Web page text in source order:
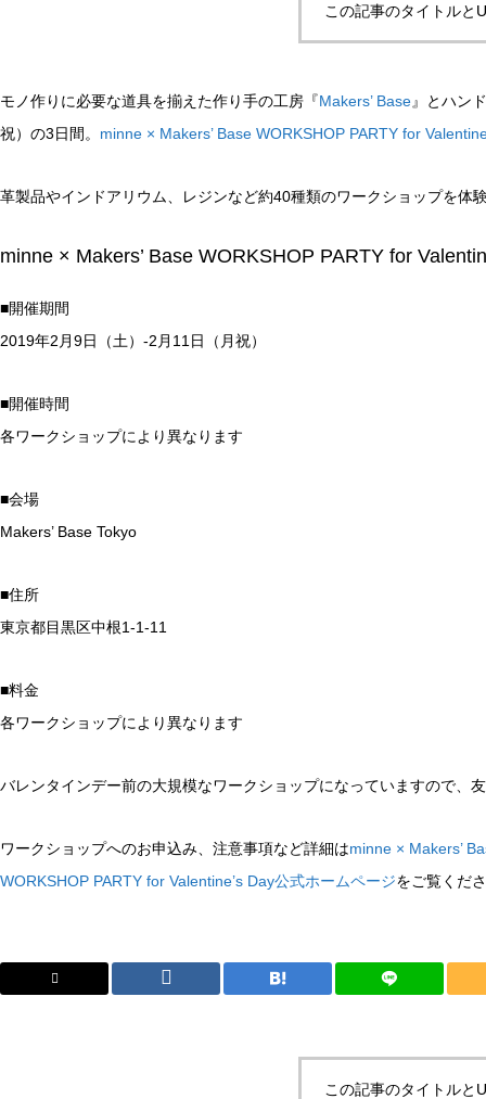
この記事のタイトルと
モノ作りに必要な道具を揃えた作り手の工房『Makers’ Base』とハン
祝）の3日間。 minne × Makers’ Base WORKSHOP PARTY for
革製品やインドアリウム、レジンなど約40種類のワークショップを体
minne × Makers’ Base WORKSHOP PARTY for
■開催期間
2019年2月9日（土）-2月11日（月祝）
■開催時間
各ワークショップにより異なります
■会場
Makers’ Base Tokyo
■住所
東京都目黒区中根1-1-11
■料金
各ワークショップにより異なります
バレンタインデー前の大規模なワークショップになっていますので、
ワークショップへのお申込み、注意事項など詳細はminne × Makers’
WORKSHOP PARTY for Valentine’s Day公式ホームページをご覧くだ
この記事のタイトルと